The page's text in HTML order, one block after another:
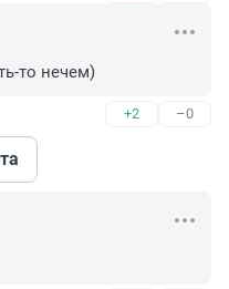
то нечем)
+2 –0